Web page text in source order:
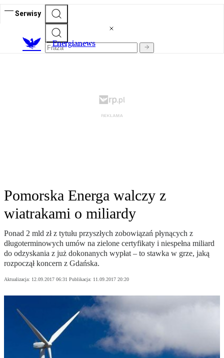
Serwisy
Energianews
Pomorska Energa walczy z
wiatrakami o miliardy
Ponad 2 mld zł z tytułu przyszłych zobowiązań płynących z
długoterminowych umów na zielone certyfikaty i niespełna miliard
do odzyskania z już dokonanych wypłat – to stawka w grze, jaką
rozpoczął koncern z Gdańska.
Aktualizacja: 12.09.2017 06:31 Publikacja: 11.09.2017 20:20